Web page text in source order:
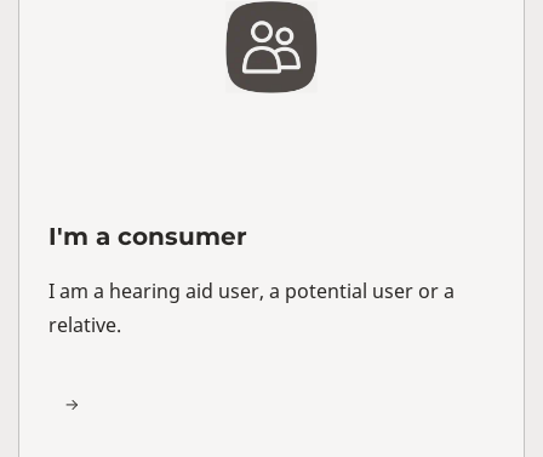
I'm a consumer
I am a hearing aid user, a potential user or a
relative.